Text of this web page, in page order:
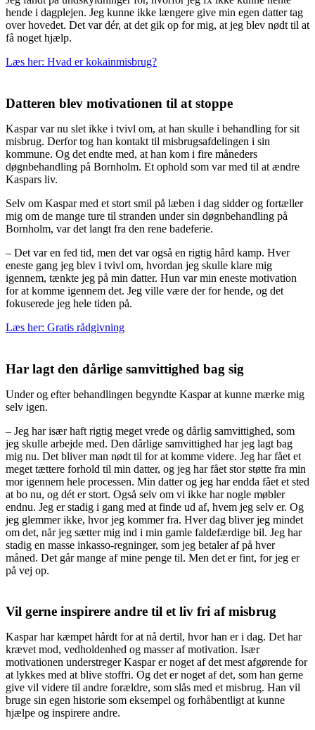
hende i dagplejen. Jeg kunne ikke længere give min egen datter tag
over hovedet. Det var dér, at det gik op for mig, at jeg blev nødt til at
få noget hjælp.
Læs her: Hvad er kokainmisbrug?
Datteren blev motivationen til at stoppe
Kaspar var nu slet ikke i tvivl om, at han skulle i behandling for sit
misbrug. Derfor tog han kontakt til misbrugsafdelingen i sin
kommune. Og det endte med, at han kom i fire måneders
døgnbehandling på Bornholm. Et ophold som var med til at ændre
Kaspars liv.
Selv om Kaspar med et stort smil på læben i dag sidder og fortæller
mig om de mange ture til stranden under sin døgnbehandling på
Bornholm, var det langt fra den rene badeferie.
– Det var en fed tid, men det var også en rigtig hård kamp. Hver
eneste gang jeg blev i tvivl om, hvordan jeg skulle klare mig
igennem, tænkte jeg på min datter. Hun var min eneste motivation
for at komme igennem det. Jeg ville være der for hende, og det
fokuserede jeg hele tiden på.
Læs her: Gratis rådgivning
Har lagt den dårlige samvittighed bag sig
Under og efter behandlingen begyndte Kaspar at kunne mærke mig
selv igen.
– Jeg har især haft rigtig meget vrede og dårlig samvittighed, som
jeg skulle arbejde med. Den dårlige samvittighed har jeg lagt bag
mig nu. Det bliver man nødt til for at komme videre. Jeg har fået et
meget tættere forhold til min datter, og jeg har fået stor støtte fra min
mor igennem hele processen. Min datter og jeg har endda fået et sted
at bo nu, og dét er stort. Også selv om vi ikke har nogle møbler
endnu. Jeg er stadig i gang med at finde ud af, hvem jeg selv er. Og
jeg glemmer ikke, hvor jeg kommer fra. Hver dag bliver jeg mindet
om det, når jeg sætter mig ind i min gamle faldefærdige bil. Jeg har
stadig en masse inkasso-regninger, som jeg betaler af på hver
måned. Det går mange af mine penge til. Men det er fint, for jeg er
på vej op.
Vil gerne inspirere andre til et liv fri af misbrug
Kaspar har kæmpet hårdt for at nå dertil, hvor han er i dag. Det har
krævet mod, vedholdenhed og masser af motivation. Især
motivationen understreger Kaspar er noget af det mest afgørende for
at lykkes med at blive stoffri. Og det er noget af det, som han gerne
give vil videre til andre forældre, som slås med et misbrug. Han vil
bruge sin egen historie som eksempel og forhåbentligt at kunne
hjælpe og inspirere andre.